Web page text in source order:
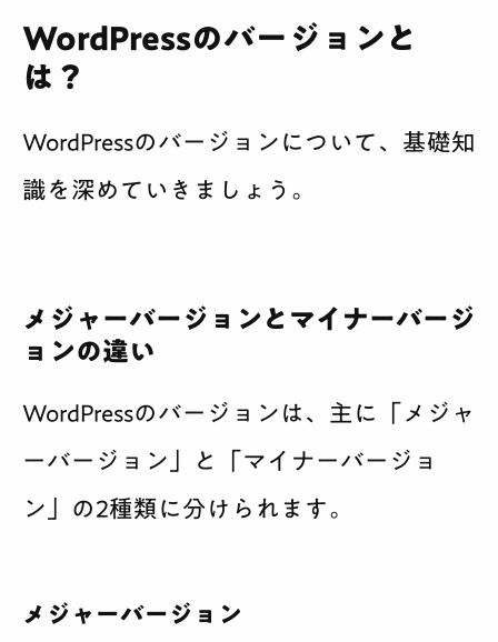
WordPressのバージョンと
は？
WordPressのバージョンについて、基礎知
識を深めていきましょう。
メジャーバージョンとマイナーバージ
ョンの違い
WordPressのバージョンは、主に「
メジャ
ーバージョン 」と「 マイナーバージョ
ン 」の2種類に分けられます。
メジャーバージョン